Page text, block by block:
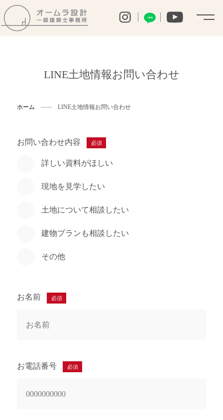
LINE
LINE土地情報お問い合わせ
ホーム LINE土地情報お問い合わせ
お問い合わせ内容 必須
詳しい資料がほしい
現地を見学したい
土地について相談したい
建物プランも相談したい
その他
お名前 必須
お電話番号 必須